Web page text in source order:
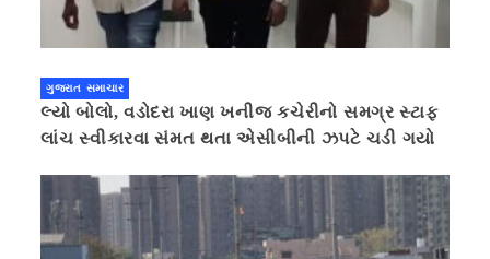
ગુજરાત સમાચાર
લ્યો બોલો, વડોદરા ખાણ ખનીજ કચેરીનો સમગ્ર સ્ટાફ
લાંચ સ્વીકારવા સંમત થતા એસીબીની ઝપટે ચડી ગયો